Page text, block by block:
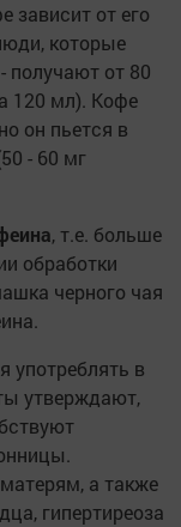
зависит от его
которые
получают от 80
120 мл). Кофе
он пьется в
- 60 мг
, т.е. больше
обработки
черного чая
употреблять в
утверждают,
а также
гипертиреоза